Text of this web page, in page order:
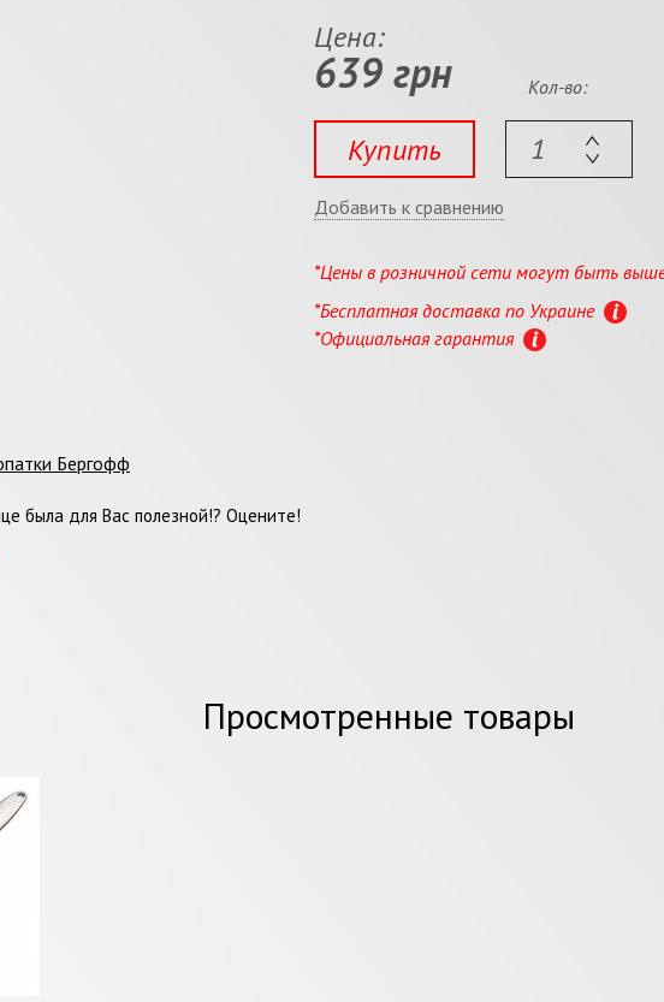
Цена:
639 грн
Купить
Кол-во:
Добавить к сравнению
*Цены в розничной сети могут быть
*Бесплатная доставка по Украине
*Официальная гарантия
Бергофф
была для Вас полезной!? Оцените!
Просмотренные товары